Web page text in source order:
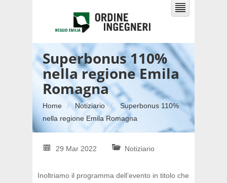
Superbonus 110%
nella regione Emila
Romagna
Home Notiziario
Superbonus 110%
nella regione Emila Romagna
29 Mar 2022 Notiziario
Inoltriamo il programma dell’evento in titolo che